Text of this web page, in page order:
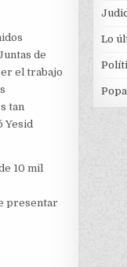
de
el trabajo
tan
Yesid
10 mil
presentar
Lo